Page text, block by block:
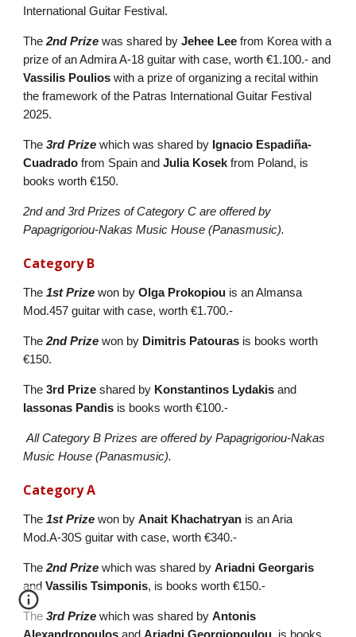
International Guitar Festival.
The2nd Prize was shared byJehee Lee from Korea with a
prize of an Admira A-18 guitar with case, worth €1.100.- and
Vassilis Poulios with a prize of organizing a recital within
the framework of the Patras International Guitar Festival
2025.
The3rd Prize which was shared by Ignacio Espadiña-
Cuadrado from Spain andJulia Kosek from Poland, is
books worth €150.
2nd and 3rd Prizes of Category C are offered by
Papagrigoriou-Nakas Music House (Panasmusic).
Category B
The1st Prize won byOlga Prokopiou is an Almansa
Mod.457 guitar with case, worth €1.700.-
The2nd Prize won by Dimitris Patouras is books worth
€150.
The3rd Prize shared by Konstantinos Lydakis and
Iassonas Pandis is books worth €100.-
All Category B Prizes are offered by Papagrigoriou-Nakas
Music House (Panasmusic).
Category A
The1st Prize won byAnait Khachatryan is an Aria
Mod.A-30S guitar with case, worth €340.-
The2nd Prize which was shared byAriadni Georgaris
andVassilis Tsimponis, is books worth €150.-
The3rd Prize which was shared byAntonis
Alexandropoulos and Ariadni Georgiopoulou , is books